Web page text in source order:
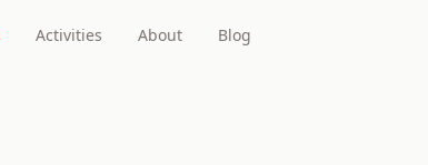
Activities About Blog